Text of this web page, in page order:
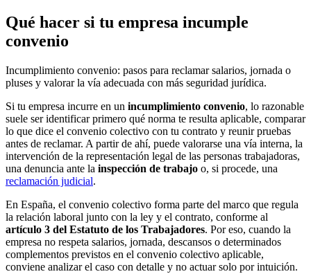
Qué hacer si tu empresa incumple
convenio
Incumplimiento convenio: pasos para reclamar salarios, jornada o
pluses y valorar la vía adecuada con más seguridad jurídica.
Si tu empresa incurre en un incumplimiento convenio, lo razonable
suele ser identificar primero qué norma te resulta aplicable, comparar
lo que dice el convenio colectivo con tu contrato y reunir pruebas
antes de reclamar. A partir de ahí, puede valorarse una vía interna, la
intervención de la representación legal de las personas trabajadoras,
una denuncia ante la inspección de trabajo o, si procede, una
reclamación judicial.
En España, el convenio colectivo forma parte del marco que regula
la relación laboral junto con la ley y el contrato, conforme al
artículo 3 del Estatuto de los Trabajadores. Por eso, cuando la
empresa no respeta salarios, jornada, descansos o determinados
complementos previstos en el convenio colectivo aplicable,
conviene analizar el caso con detalle y no actuar solo por intuición.